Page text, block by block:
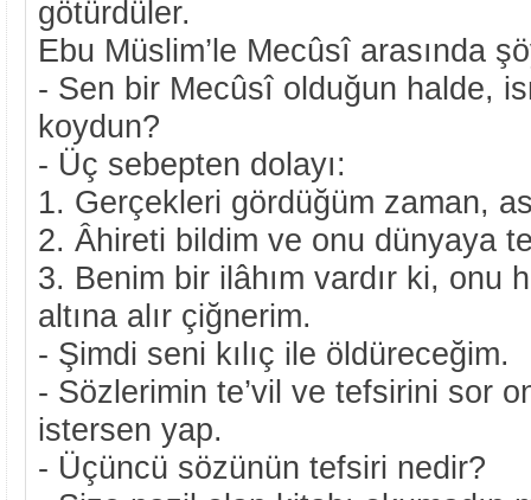
götürdüler.
Ebu Müslim’le Mecûsî arasında
- Sen bir Mecûsî olduğun halde,
koydun?
- Üç sebepten dolayı:
1. Gerçekleri gördüğüm zaman,
2. Âhireti bildim ve onu dünyaya
3. Benim bir ilâhım vardır ki, onu
altına alır çiğnerim.
- Şimdi seni kılıç ile öldüreceğim.
- Sözlerimin te’vil ve tefsirini sor
istersen yap.
- Üçüncü sözünün tefsiri nedir?